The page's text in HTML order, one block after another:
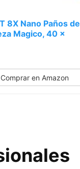
8X Nano Paños de
Magico, 40 x
Comprar en Amazon